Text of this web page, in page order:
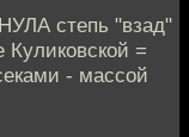
степь "взад"
Куликовской =
- массой